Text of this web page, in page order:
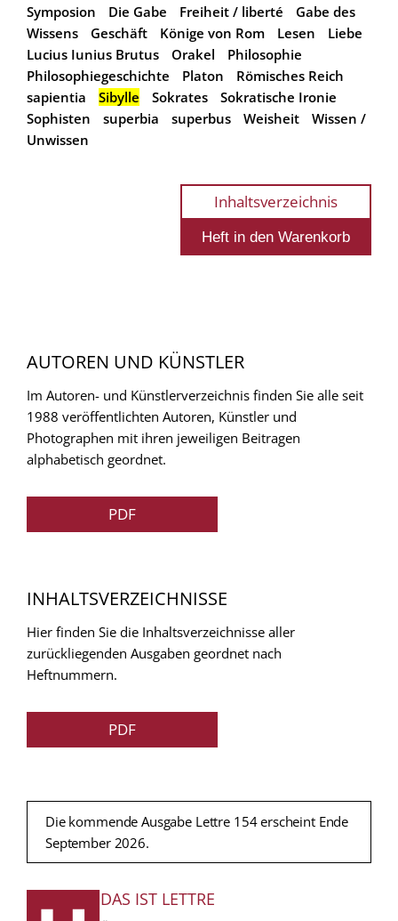
Symposion
Die Gabe Freiheit / liberté
Gabe des
Wissens
Geschäft Könige von Rom Lesen
Liebe
Lucius Iunius Brutus
Orakel
Philosophie
Philosophiegeschichte
Platon
Römisches Reich
sapientia
Sibylle Sokrates
Sokratische Ironie
Sophisten
superbia superbus Weisheit
Wissen /
Unwissen
Inhaltsverzeichnis
AUTOREN UND KÜNSTLER
Im Autoren- und Künstlerverzeichnis finden Sie alle seit
1988 veröffentlichten Autoren, Künstler und
Photographen mit ihren jeweiligen Beitragen
alphabetisch geordnet.
PDF
INHALTSVERZEICHNISSE
Hier finden Sie die Inhaltsverzeichnisse aller
zurückliegenden Ausgaben geordnet nach
Heftnummern.
PDF
Die kommende Ausgabe Lettre 154 erscheint Ende
September 2026.
FUSSZEILE
DAS IST LETTRE